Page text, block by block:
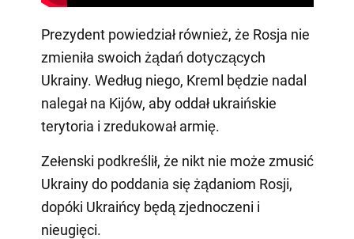
Prezydent powiedział również, że Rosja nie
zmieniła swoich żądań dotyczących
Ukrainy. Według niego, Kreml będzie nadal
nalegał na Kijów, aby oddał ukraińskie
terytoria i zredukował armię.
Zełenski podkreślił, że nikt nie może zmusić
Ukrainy do poddania się żądaniom Rosji,
dopóki Ukraińcy będą zjednoczeni i
nieugięci.